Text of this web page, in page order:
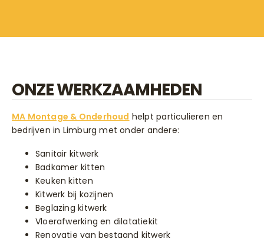
ONZE WERKZAAMHEDEN
MA Montage & Onderhoud helpt particulieren en
bedrijven in Limburg met onder andere:
Sanitair kitwerk
Badkamer kitten
Keuken kitten
Kitwerk bij kozijnen
Beglazing kitwerk
Vloerafwerking en dilatatiekit
Renovatie van bestaand kitwerk